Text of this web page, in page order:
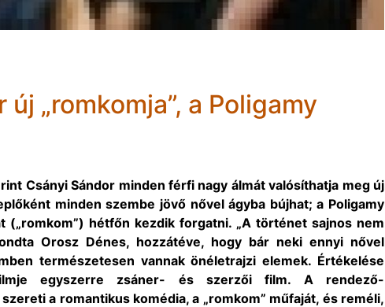
„romkomja”, a Poligamy
Csányi Sándor minden férfi nagy álmát valósíthatja meg új
minden szembe jövő nővel ágyba bújhat; a Poligamy
(„romkom”) hétfőn kezdik forgatni. „A történet sajnos nem
Orosz Dénes, hozzátéve, hogy bár neki ennyi nővel
természetesen vannak önéletrajzi elemek. Értékelése
egyszerre zsáner- és szerzői film. A rendező-
a romantikus komédia, a „romkom” műfaját, és reméli,